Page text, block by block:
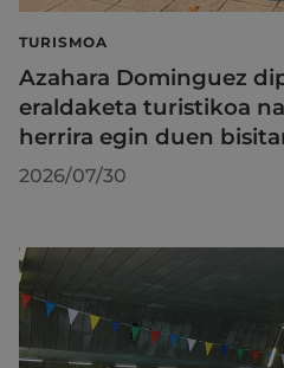
TURISMOA
Azahara Dominguez
eraldaketa turistikoa
herrira egin duen
2026/07/30